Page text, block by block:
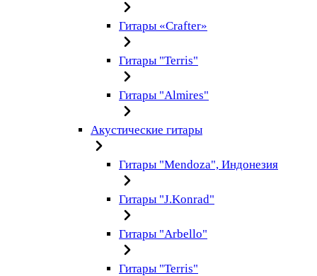
Гитары «Crafter»
Гитары "Terris"
Гитары "Almires"
Акустические гитары
Гитары "Mendoza", Индонезия
Гитары "J.Konrad"
Гитары "Arbello"
Гитары "Terris"